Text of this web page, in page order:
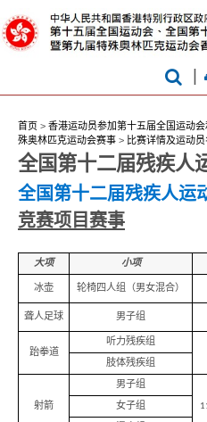
运
动
会
首页 > 香港运动员参加第十五届全国运动
殊奥林匹克运动会赛事 > 比赛详情及运动
全国第十二届残疾人
全国第十二届残疾人运
竞赛项目赛事
大项 小项
冰壶 轮椅四人组（男女混合）
聋人足球 男子组
跆拳道
听力残疾组
肢体残疾组
射箭
男子组
女子组